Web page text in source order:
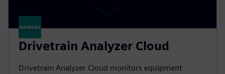
Drivetrain Analyzer Cloud​
Drivetrain Analyzer Cloud monitors equipment